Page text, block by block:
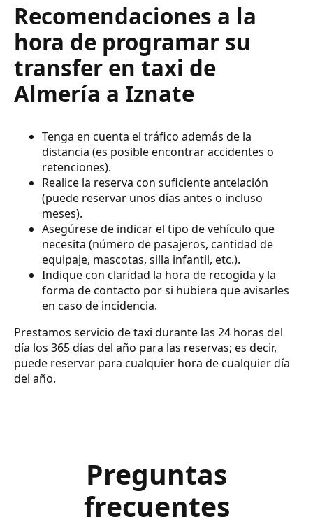
Recomendaciones a la
hora de programar su
transfer en taxi de
Almería a Iznate
Tenga en cuenta el tráfico además de la
distancia (es posible encontrar accidentes o
retenciones).
Realice la reserva con suficiente antelación
(puede reservar unos días antes o incluso
meses).
Asegúrese de indicar el tipo de vehículo que
necesita (número de pasajeros, cantidad de
equipaje, mascotas, silla infantil, etc.).
Indique con claridad la hora de recogida y la
forma de contacto por si hubiera que avisarles
en caso de incidencia.
Prestamos servicio de taxi durante las 24 horas del
día los 365 días del año para las reservas; es decir,
puede reservar para cualquier hora de cualquier día
del año.
Preguntas
frecuentes